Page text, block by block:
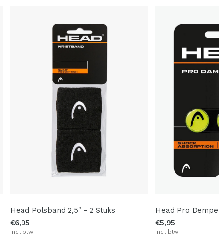
Head Polsband 2,5" - 2 Stuks
€6,95
Incl. btw
Head Pro
€5,95
Incl. btw